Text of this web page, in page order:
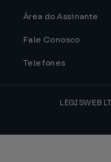
Área do Assinante
Fale Conosco
Telefones
LEGISWEB